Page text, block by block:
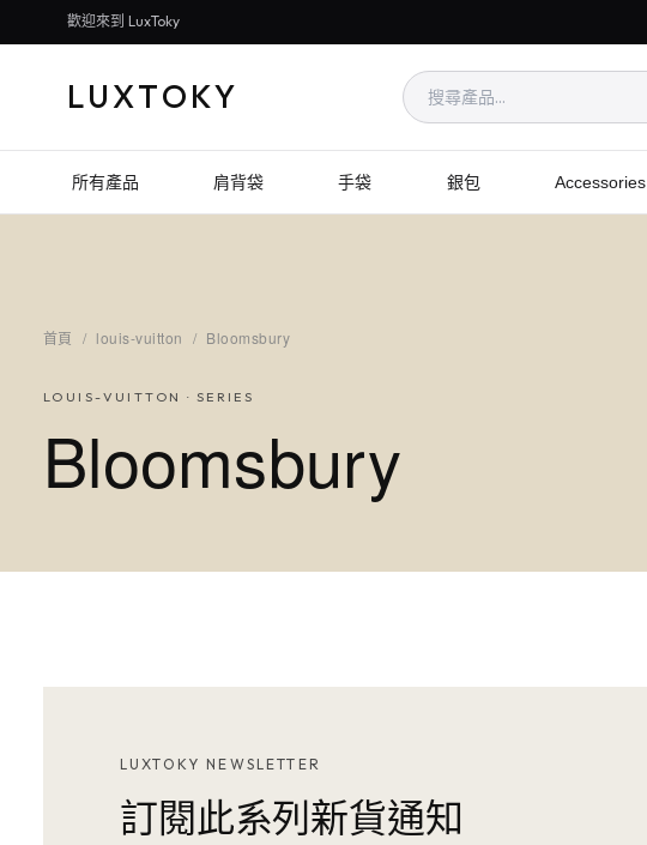
歡迎來到 LuxToky
LUXTOKY
所有產品 肩背袋 手袋 銀包 Accessories
首頁 / louis-vuitton / Bloomsbury
LOUIS-VUITTON · SERIES
Bloomsbury
LUXTOKY NEWSLETTER
訂閱此系列新貨通知